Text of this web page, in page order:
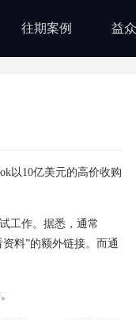
往期案例 益
以10亿美元的高价收购
工作。据悉，通常
料”的额外链接。而通